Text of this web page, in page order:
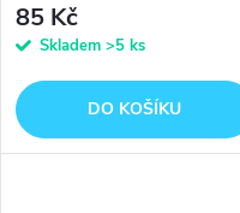
85 Kč
Skladem >5 ks
DO KOŠÍKU